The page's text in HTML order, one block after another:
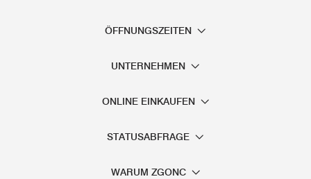
ÖFFNUNGSZEITEN
UNTERNEHMEN
ONLINE EINKAUFEN
STATUSABFRAGE
WARUM ZGONC